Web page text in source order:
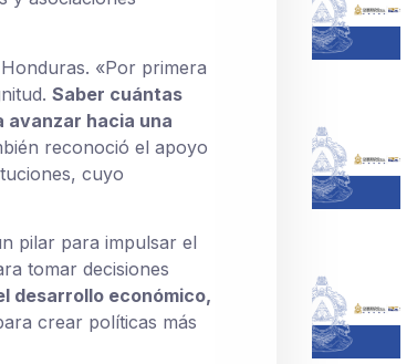
«Por primera
Saber cuántas
avanzar hacia una
reconoció el apoyo
cuyo
pilar para impulsar el
tomar decisiones
desarrollo económico,
crear políticas más